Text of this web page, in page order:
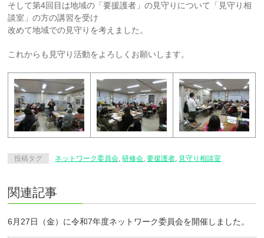
そして第4回目は地域の「要援護者」の見守りについて「見守り相
談室」の方の講習を受け
改めて地域での見守りを考えました。
これからも見守り活動をよろしくお願いします。
投稿タグ ネットワーク委員会,研修会,要援護者, 見守り相談室
関連記事
6月27日（金）に令和7年度ネットワーク委員会を開催しました。